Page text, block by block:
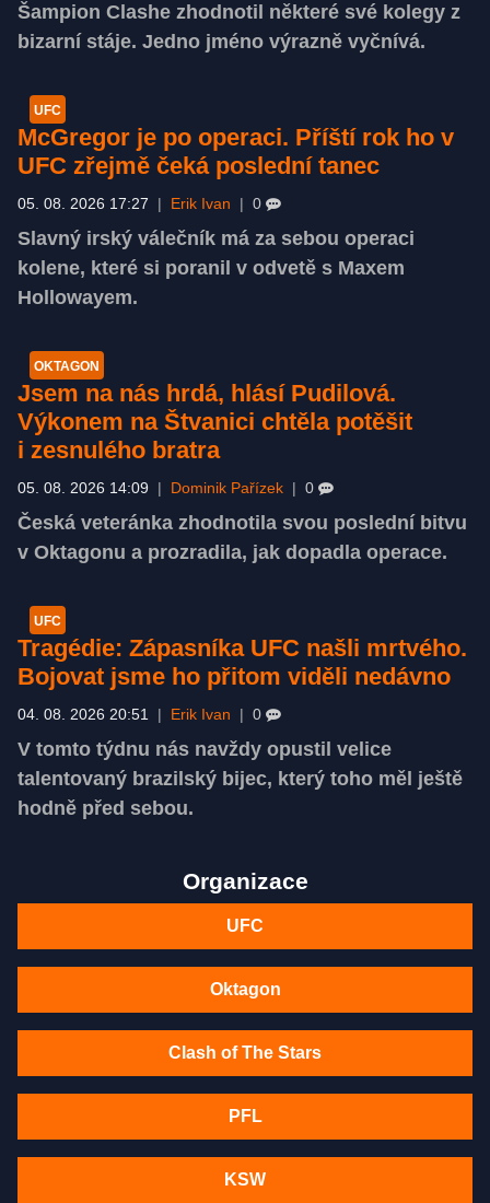
Šampion Clashe zhodnotil některé své kolegy z
bizarní stáje. Jedno jméno výrazně vyčnívá.
UFC
McGregor je po operaci. Příští rok ho v
UFC zřejmě čeká poslední tanec
05. 08. 2026 17:27 Erik Ivan 0
Slavný irský válečník má za sebou operaci
kolene, které si poranil v odvetě s Maxem
Hollowayem.
OKTAGON
Jsem na nás hrdá, hlásí Pudilová.
Výkonem na Štvanici chtěla potěšit
i zesnulého bratra
05. 08. 2026 14:09 Dominik Pařízek 0
Česká veteránka zhodnotila svou poslední bitvu
v Oktagonu a prozradila, jak dopadla operace.
UFC
Tragédie: Zápasníka UFC našli mrtvého.
Bojovat jsme ho přitom viděli nedávno
04. 08. 2026 20:51 Erik Ivan 0
V tomto týdnu nás navždy opustil velice
talentovaný brazilský bijec, který toho měl ještě
hodně před sebou.
Organizace
UFC
Oktagon
Clash of The Stars
PFL
KSW